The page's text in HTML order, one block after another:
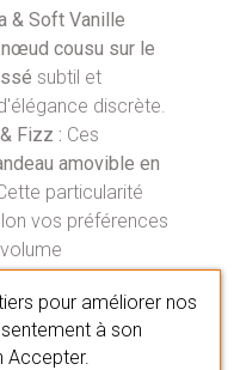
& Soft Vanille
nœud cousu sur le
subtil et
discrète.
Fizz : Ces
amovible en
particularité
vos préférences
:Ce sont des
plissé
pour améliorer nos
à son
Accepter.